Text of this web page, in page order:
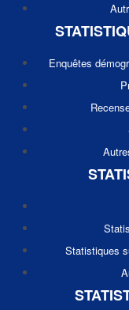
Enquêtes
Statistiques